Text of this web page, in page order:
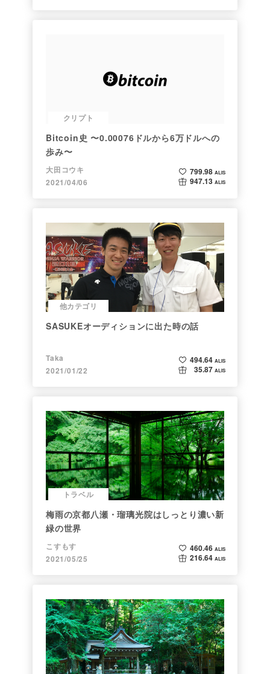
クリプト
Bitcoin史 〜0.00076ドルから6万ドルへの
歩み〜
大田コウキ
2021/04/06
799.98 ALIS
947.13 ALIS
他カテゴリ
SASUKEオーディションに出た時の話
Taka
2021/01/22
494.64 ALIS
35.87 ALIS
トラベル
梅雨の京都八瀬・瑠璃光院はしっとり濃い新
緑の世界
こすもす
2021/05/25
460.46 ALIS
216.64 ALIS